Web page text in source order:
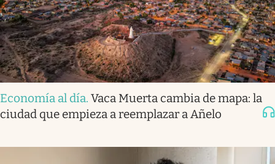
Economía al día. Vaca Muerta cambia de mapa: la
ciudad que empieza a reemplazar a Añelo